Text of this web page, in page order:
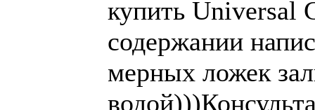
купить Universal
содержании
мерных ложек